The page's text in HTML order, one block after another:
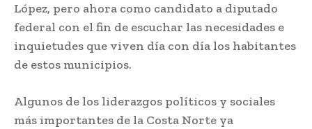
López, pero ahora como candidato a diputado
federal con el fin de escuchar las necesidades e
inquietudes que viven día con día los habitantes
de estos municipios.
Algunos de los liderazgos políticos y sociales
más importantes de la Costa Norte ya